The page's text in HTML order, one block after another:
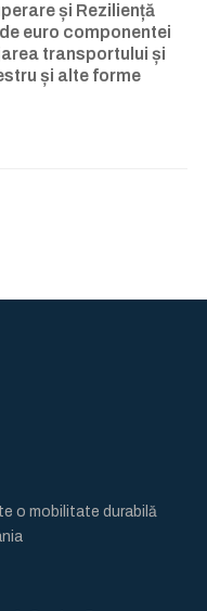
și Reziliență
euro componentei
transportului și
și alte forme
o mobilitate durabilă